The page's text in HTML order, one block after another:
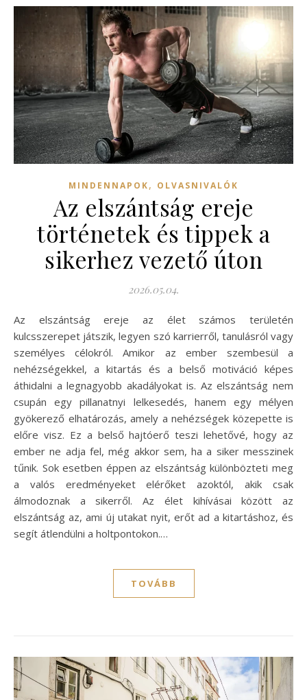
MINDENNAPOK, OLVASNIVALÓK
Az elszántság ereje
történetek és tippek a
sikerhez vezető úton
2026.05.04.
Az elszántság ereje az élet számos területén
kulcsszerepet játszik, legyen szó karrierről, tanulásról vagy
személyes célokról. Amikor az ember szembesül a
nehézségekkel, a kitartás és a belső motiváció képes
áthidalni a legnagyobb akadályokat is. Az elszántság nem
csupán egy pillanatnyi lelkesedés, hanem egy mélyen
gyökerező elhatározás, amely a nehézségek közepette is
előre visz. Ez a belső hajtóerő teszi lehetővé, hogy az
ember ne adja fel, még akkor sem, ha a siker messzinek
tűnik. Sok esetben éppen az elszántság különbözteti meg
a valós eredményeket elérőket azoktól, akik csak
álmodoznak a sikerről. Az élet kihívásai között az
elszántság az, ami új utakat nyit, erőt ad a kitartáshoz, és
segít átlendülni a holtpontokon.…
TOVÁBB